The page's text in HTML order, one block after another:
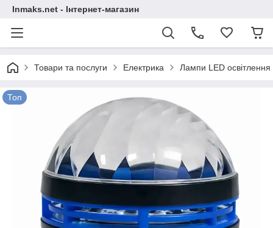
Inmaks.net - Інтернет-магазин
Товари та послуги Електрика Лампи LED освітлення
Топ